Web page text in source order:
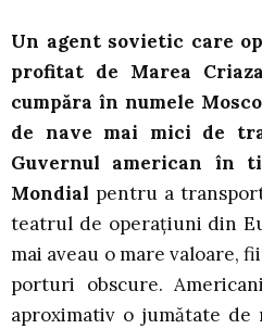
Un agent sovietic care
profitat de Marea
cumpăra în numele
de nave mai mici de
Guvernul american în
Mondial pentru a
teatrul de operaţiuni din
mai aveau o mare valoare,
porturi obscure.
aproximativ o jumătate